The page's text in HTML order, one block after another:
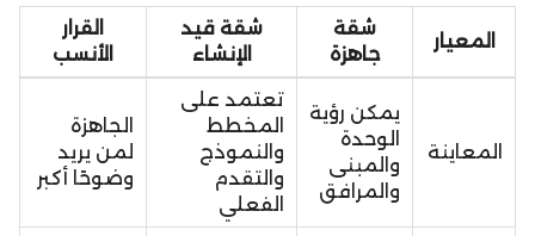
المعيار
شقة
جاهزة
شقة قيد
الإنشاء
القرار
الأنسب
المعاينة
يمكن رؤية
الوحدة
والمبنى
والمرافق
تعتمد على
المخطط
والنموذج
والتقدم
الفعلي
الجاهزة
لمن يريد
وضوحًا أكبر